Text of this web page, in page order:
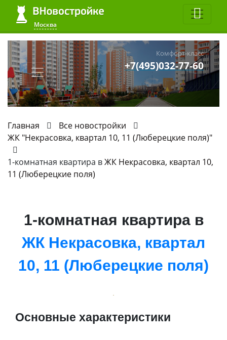
Москва
Комфорт-класс
+7(495)032-77-60
Главная
Все новостройки
ЖК "Некрасовка, квартал 10, 11 (Люберецкие поля)"
1-комнатная квартира вЖК Некрасовка, квартал 10,
11 (Люберецкие поля)
1-комнатная квартира в
ЖК Некрасовка, квартал
10, 11 (Люберецкие поля)
Основные характеристики